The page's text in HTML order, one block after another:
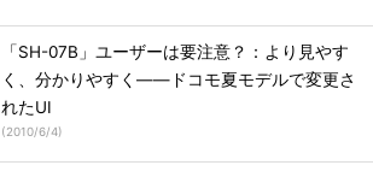
「SH-07B」ユーザーは要注意？：より見やす
く、分かりやすく――ドコモ夏モデルで変更さ
れたUI
(2010/6/4)